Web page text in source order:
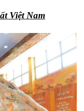
Việt Nam